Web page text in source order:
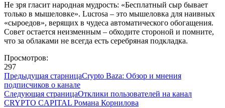
Не зря гласит народная мудрость: «Бесплатный сыр бывает
только в мышеловке». Lucrosa – это мышеловка для наивных
«сыроедов», верящих в чудеса автоматического обогащения.
Совет остается неизменным – обходите стороной и помните,
что за облаками не всегда есть серебряная подкладка.
Просмотров:
297
Предыдущая старницаCrypto Baza: Обзор и мнения
подписчиков о канале
Следующая страницаОтклики пользователей на канал
CRYPTO CAPITAL Романа Корнилова